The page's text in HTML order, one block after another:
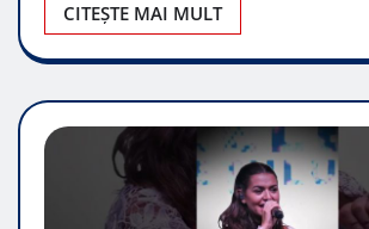
CITEȘTE MAI MULT